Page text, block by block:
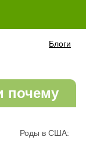
Блоги
Роды в США:
почему